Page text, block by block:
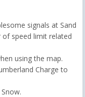
signals at Sand
speed limit related
using the map.
Charge to